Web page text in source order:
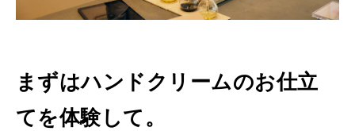
体
を
。
まずはハンドクリームのお仕立
てを体験して。